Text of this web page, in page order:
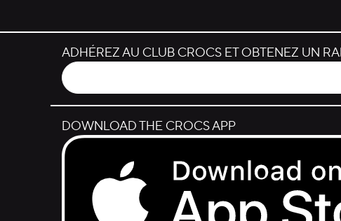
ADHÉREZ AU CLUB CROCS ET OBTENEZ UN
DOWNLOAD THE CROCS APP